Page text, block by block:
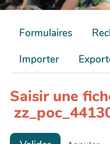
Formulaires
Importer
Saisir une